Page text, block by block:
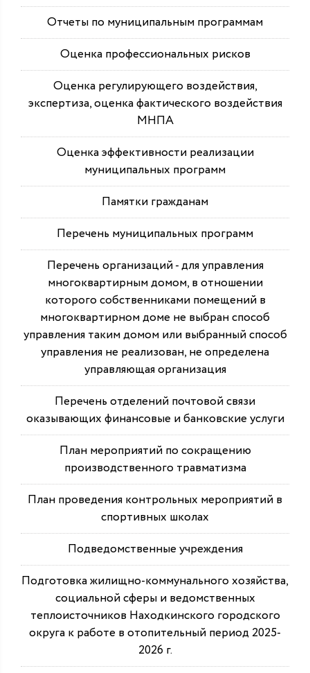
Отчеты по муниципальным программам
Оценка профессиональных рисков
Оценка регулирующего воздействия,
экспертиза, оценка фактического воздействия
МНПА
Оценка эффективности реализации
муниципальных программ
Памятки гражданам
Перечень муниципальных программ
Перечень организаций - для управления
многоквартирным домом, в отношении
которого собственниками помещений в
многоквартирном доме не выбран способ
управления таким домом или выбранный способ
управления не реализован, не определена
управляющая организация
Перечень отделений почтовой связи
оказывающих финансовые и банковские услуги
План мероприятий по сокращению
производственного травматизма
План проведения контрольных мероприятий в
спортивных школах
Подведомственные учреждения
Подготовка жилищно-коммунального хозяйства,
социальной сферы и ведомственных
теплоисточников Находкинского городского
округа к работе в отопительный период 2025-
2026 г.